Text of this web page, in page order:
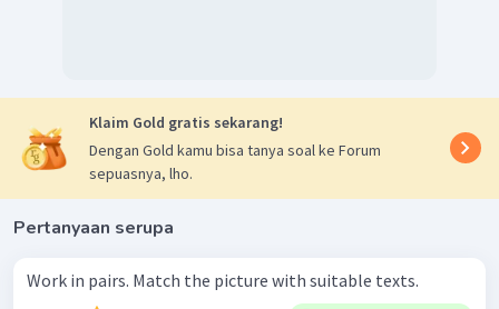
Klaim Gold gratis sekarang!
Dengan Gold kamu bisa tanya soal ke Forum
sepuasnya, lho.
Pertanyaan serupa
Work in pairs. Match the picture with suitable texts.